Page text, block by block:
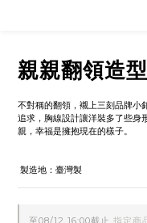
親親翻領造
不對稱的翻領，襯上三刻品牌小
追求，胸線設計讓洋裝多了些身
親，幸福是擁抱現在的樣子。
製造地：臺灣製